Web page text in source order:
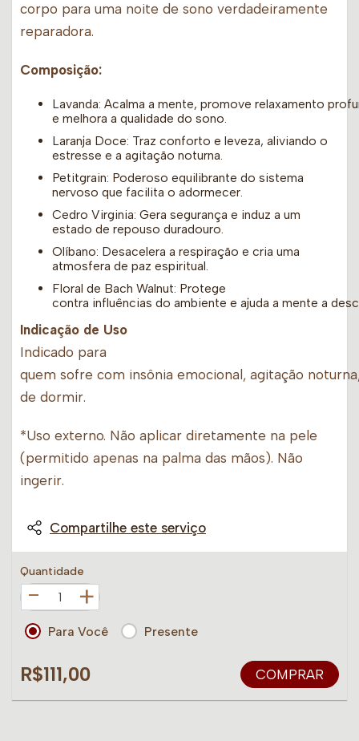
corpo para uma noite de sono verdadeiramente
reparadora.
Composição:
Lavanda: Acalma a mente, promove relaxamento
e melhora a qualidade do sono.
Laranja Doce: Traz conforto e leveza, aliviando o
estresse e a agitação noturna.
Petitgrain: Poderoso equilibrante do sistema
nervoso que facilita o adormecer.
Cedro Virginia: Gera segurança e induz a um
estado de repouso duradouro.
Olíbano: Desacelera a respiração e cria uma
atmosfera de paz espiritual.
Floral de Bach Walnut: Protege
contra influências do ambiente e ajuda a mente a
Indicação de Uso
Indicado para
quem sofre com insônia emocional, agitação
de dormir.
*Uso externo. Não aplicar diretamente na pele
(permitido apenas na palma das mãos). Não
ingerir.
Compartilhe este serviço
Quantidade
+
Para Você Presente
R$111,00 COMPRAR